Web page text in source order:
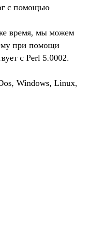
с помощью
время, мы можем
при помощи
с Perl 5.0002.
Windows, Linux,